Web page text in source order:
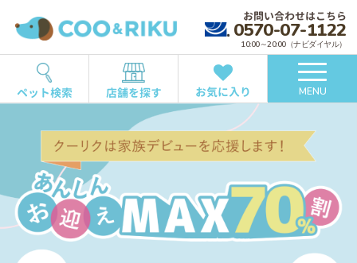
お問い合わせはこちら
0570-07-1122
10:00～20:00（ナビダイヤル）
ペット検索 店舗を探す お気に入り MENU